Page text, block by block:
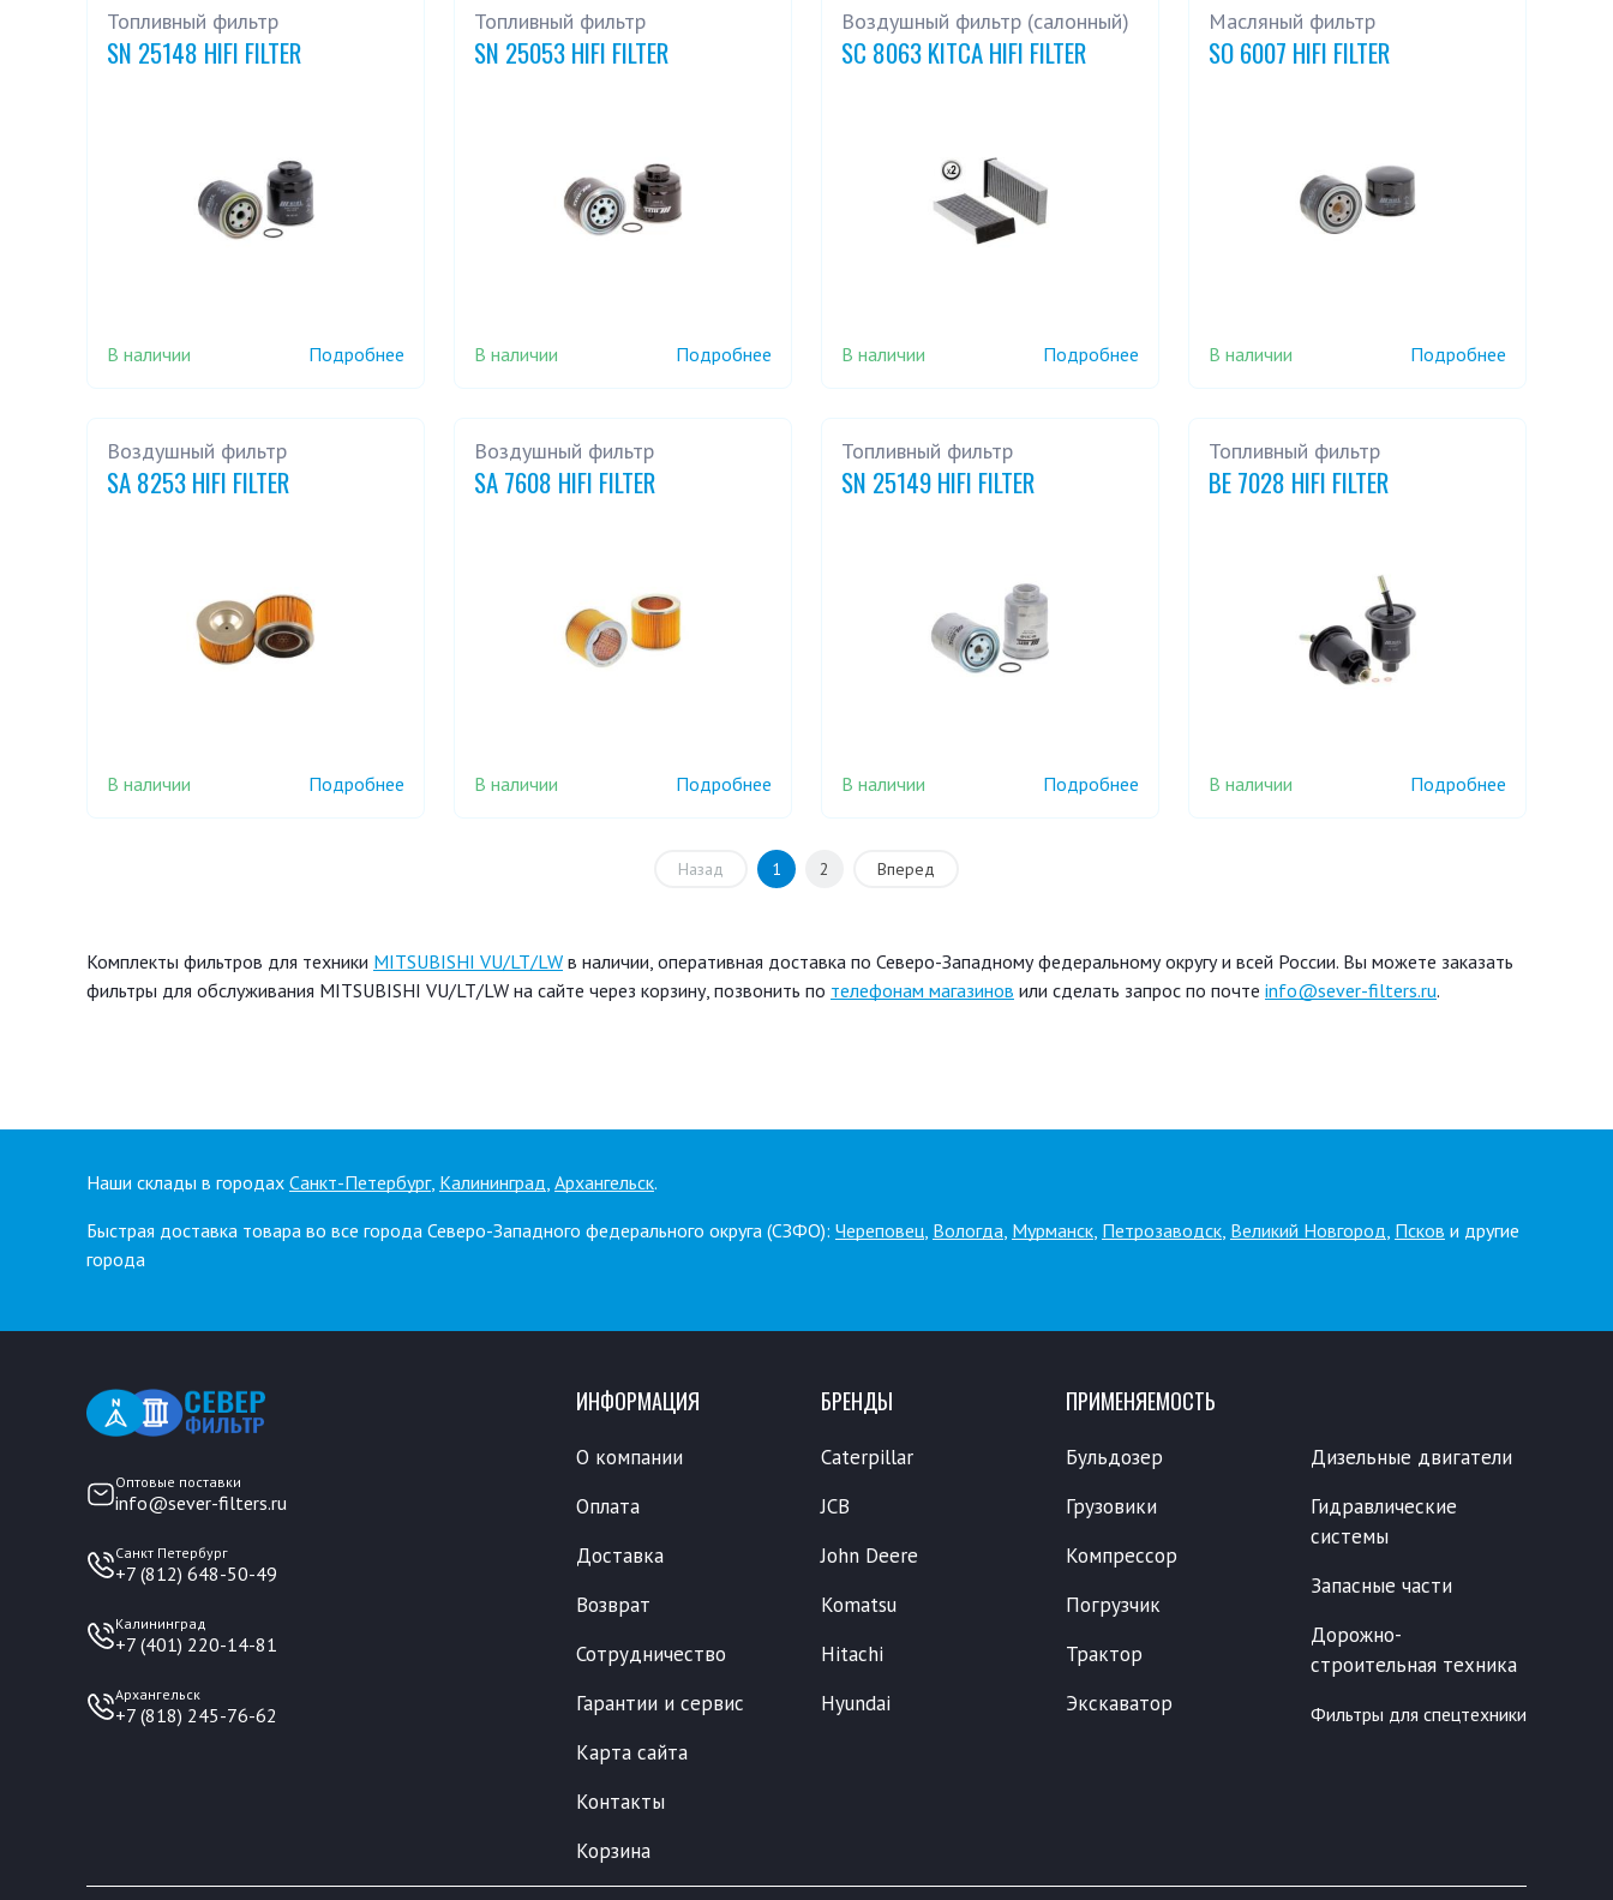
Топливный фильтр
SN 25148 HIFI FILTER
В наличии Подробнее
Топливный фильтр
SN 25053 HIFI FILTER
В наличии Подробнее
Воздушный фильтр (салонный)
SC 8063 KITCA HIFI FILTER
В наличии Подробнее
Масляный фильтр
SO 6007 HIFI FILTER
В наличии Подробнее
Воздушный фильтр
SA 8253 HIFI FILTER
В наличии Подробнее
Воздушный фильтр
SA 7608 HIFI FILTER
В наличии Подробнее
Топливный фильтр
SN 25149 HIFI FILTER
В наличии Подробнее
Топливный фильтр
BE 7028 HIFI FILTER
В наличии Подробнее
Назад 1 2 Вперед
Комплекты фильтров для техники MITSUBISHI VU/LT/LW в наличии, оперативная доставка по Северо-Западному федеральному округу и всей России. Вы можете заказать
фильтры для обслуживания MITSUBISHI VU/LT/LW на сайте через корзину, позвонить по телефонам магазинов или сделать запрос по почте info@sever-filters.ru.
Наши склады в городах Санкт-Петербург, Калининград, Архангельск.
Быстрая доставка товара во все города Северо-Западного федерального округа (СЗФО): Череповец, Вологда, Мурманск, Петрозаводск, Великий Новгород, Псков и другие
города
Оптовые поставки
info@sever-filters.ru
Санкт Петербург
+7 (812) 648-50-49
Калининград
+7 (401) 220-14-81
Архангельск
+7 (818) 245-76-62
ИНФОРМАЦИЯ
О компании
Оплата
Доставка
Возврат
Сотрудничество
Гарантии и сервис
Карта сайта
Контакты
Корзина
БРЕНДЫ
Caterpillar
JCB
John Deere
Komatsu
Hitachi
Hyundai
ПРИМЕНЯЕМОСТЬ
Бульдозер
Грузовики
Компрессор
Погрузчик
Трактор
Экскаватор
Дизельные двигатели
Гидравлические
системы
Запасные части
Дорожно-
строительная техника
Фильтры для спецтехники